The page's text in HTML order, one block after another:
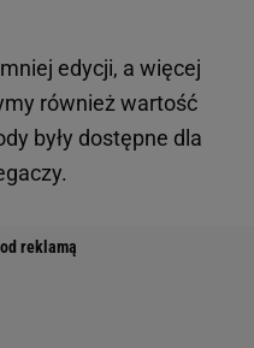
edycji, a więcej
również wartość
były dostępne dla